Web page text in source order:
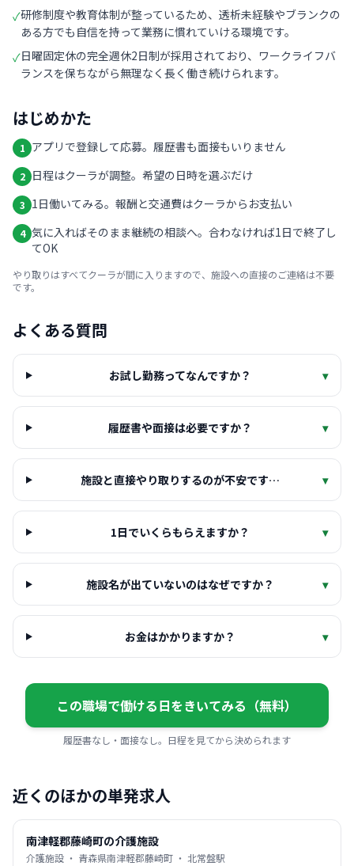
✓研修制度や教育体制が整っているため、透析未経験やブランクの
ある方でも自信を持って業務に慣れていける環境です。
✓日曜固定休の完全週休2日制が採用されており、ワークライフバ
ランスを保ちながら無理なく長く働き続けられます。
はじめかた
1 アプリで登録して応募。履歴書も面接もいりません
2 日程はクーラが調整。希望の日時を選ぶだけ
3 1日働いてみる。報酬と交通費はクーラからお支払い
4 気に入ればそのまま継続の相談へ。合わなければ1日で終了し
てOK
やり取りはすべてクーラが間に入りますので、施設への直接のご連絡は不要
です。
よくある質問
お試し勤務ってなんですか？ ▾
履歴書や面接は必要ですか？ ▾
施設と直接やり取りするのが不安です… ▾
1日でいくらもらえますか？ ▾
施設名が出ていないのはなぜですか？ ▾
お金はかかりますか？ ▾
この職場で働ける日をきいてみる（無料）
履歴書なし・面接なし。日程を見てから決められます
近くのほかの単発求人
南津軽郡藤崎町の介護施設
介護施設 ・ 青森県南津軽郡藤崎町 ・ 北常盤駅